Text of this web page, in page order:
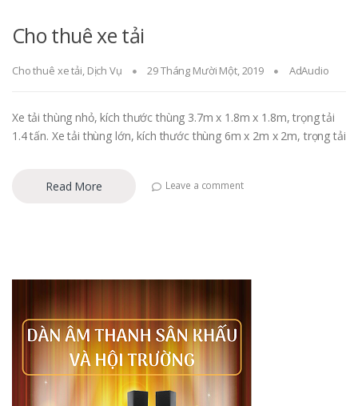
Cho thuê xe tải
Cho thuê xe tải, Dịch Vụ 29 Tháng Mười Một, 2019 AdAudio
Xe tải thùng nhỏ, kích thước thùng 3.7m x 1.8m x 1.8m, trọng tải
1.4 tấn. Xe tải thùng lớn, kích thước thùng 6m x 2m x 2m, trọng tải
Read More Leave a comment